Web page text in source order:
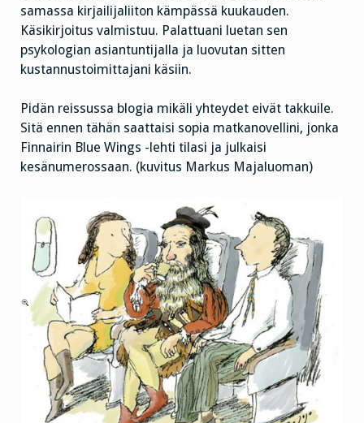
samassa kirjailijaliiton kämpässä kuukauden.
Käsikirjoitus valmistuu. Palattuani luetan sen
psykologian asiantuntijalla ja luovutan sitten
kustannustoimittajani käsiin.
Pidän reissussa blogia mikäli yhteydet eivät takkuile.
Sitä ennen tähän saattaisi sopia matkanovellini, jonka
Finnairin Blue Wings -lehti tilasi ja julkaisi
kesänumerossaan. (kuvitus Markus Majaluoman)